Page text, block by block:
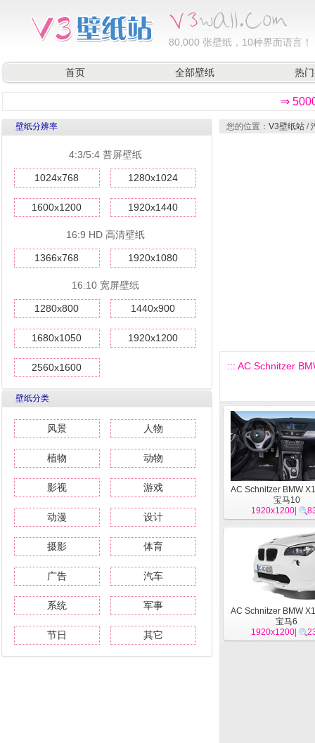
80,000 张壁纸，10种界面语言！
首页 全部壁纸 热
⇒
壁纸分辨率
4:3/5:4 普屏壁纸
1024x768 1280x1024
1600x1200 1920x1440
16:9 HD 高清壁纸
1366x768 1920x1080
16:10 宽屏壁纸
1280x800 1440x900
1680x1050 1920x1200
2560x1600
壁纸分类
风景 人物
植物 动物
影视 游戏
动漫 设计
摄影 体育
广告 汽车
系统 军事
节日 其它
您的位置： V3壁纸站 /
::: AC Schnitzer
AC Schnitzer BMW
宝马10
1920x1200
AC Schnitzer BMW
宝马6
1920x1200